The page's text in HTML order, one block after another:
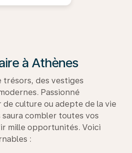
à Athènes
trésors, des vestiges
Passionné
de culture ou adepte de la vie
combler toutes vos
mille opportunités. Voici
: